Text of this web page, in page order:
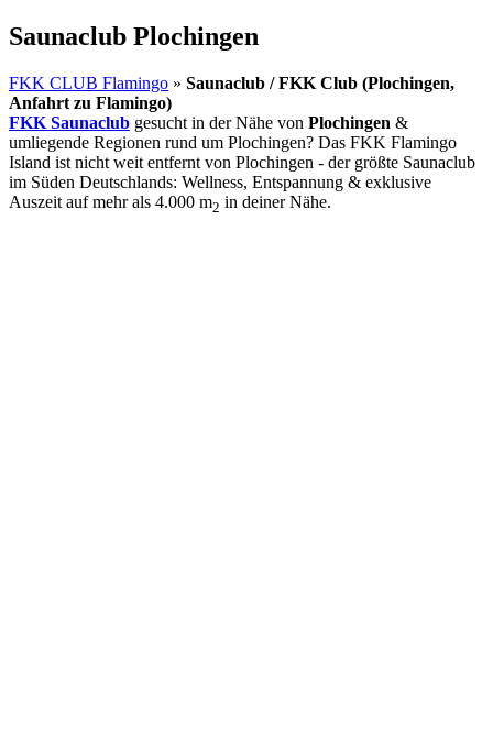
Saunaclub Plochingen
FKK CLUB Flamingo » Saunaclub / FKK Club (Plochingen,
Anfahrt zu Flamingo)
FKK Saunaclub gesucht in der Nähe von Plochingen &
umliegende Regionen rund um Plochingen? Das FKK Flamingo
Island ist nicht weit entfernt von Plochingen - der größte Saunaclub
im Süden Deutschlands: Wellness, Entspannung & exklusive
Auszeit auf mehr als 4.000 m2 in deiner Nähe.